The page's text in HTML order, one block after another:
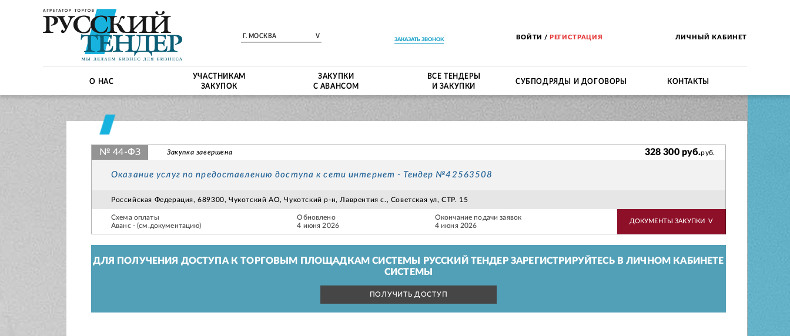
Г. МОСКВА V ЗАКАЗАТЬ ЗВОНОК ВОЙТИ / РЕГИСТРАЦИЯ ЛИЧНЫЙ КАБИНЕТ
О НАС
УЧАСТНИКАМ
ЗАКУПОК
ЗАКУПКИ
С АВАНСОМ
ВСЕ ТЕНДЕРЫ
И ЗАКУПКИ
СУБПОДРЯДЫ И ДОГОВОРЫ КОНТАКТЫ
№ 44-ФЗ Закупка завершена 328 300 руб.руб.
Оказание услуг по предоставлению доступа к сети интернет - Тендер №42563508
Российская Федерация, 689300, Чукотский АО, Чукотский р-н, Лаврентия с., Советская ул, СТР. 15
Схема оплаты
Аванс - (см.документацию)
Обновлено
4 июня 2026
Окончание подачи заявок
4 июня 2026
ДОКУМЕНТЫ ЗАКУПКИ V
ДЛЯ ПОЛУЧЕНИЯ ДОСТУПА К ТОРГОВЫМ ПЛОЩАДКАМ СИСТЕМЫ РУССКИЙ ТЕНДЕР ЗАРЕГИСТРИРУЙТЕСЬ В ЛИЧНОМ КАБИНЕТЕ
СИСТЕМЫ
ПОЛУЧИТЬ ДОСТУП